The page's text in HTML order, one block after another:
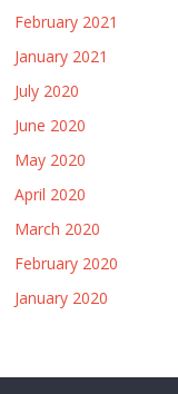
February 2021
January 2021
July 2020
June 2020
May 2020
April 2020
March 2020
February 2020
January 2020